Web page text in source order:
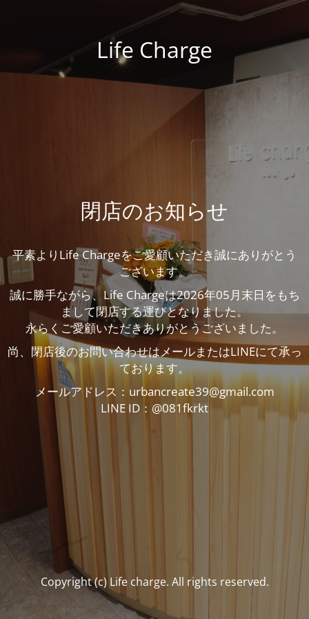
Life Charge
閉店のお知らせ
平素よりLife Chargeをご愛顧いただき誠にありがとう
ございます。
誠に勝手ながら、Life Chargeは2026年05月末日をもち
まして閉店する運びとなりました。
永らくご愛顧いただきありがとうございました。
尚、閉店後のお問い合わせはメールまたはLINEにて承っ
ております。
メールアドレス：urbancreate39@gmail.com
LINE ID：@081fkrkt
Copyright (c) Life charge. All rights reserved.